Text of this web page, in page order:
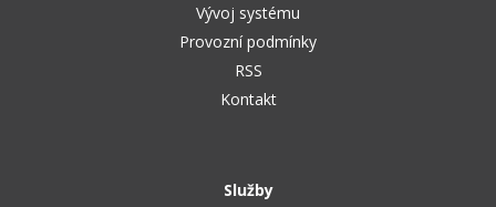
Vývoj systému
Provozní podmínky
RSS
Kontakt
Služby